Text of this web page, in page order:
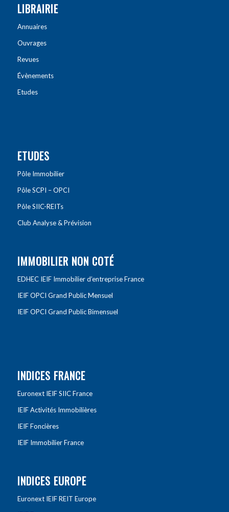
LIBRAIRIE
Annuaires
Ouvrages
Revues
Évènements
Etudes
ETUDES
Pôle Immobilier
Pôle SCPI – OPCI
Pôle SIIC-REITs
Club Analyse & Prévision
IMMOBILIER NON COTÉ
EDHEC IEIF Immobilier d’entreprise France
IEIF OPCI Grand Public Mensuel
IEIF OPCI Grand Public Bimensuel
INDICES FRANCE
Euronext IEIF SIIC France
IEIF Activités Immobilières
IEIF Foncières
IEIF Immobilier France
INDICES EUROPE
Euronext IEIF REIT Europe